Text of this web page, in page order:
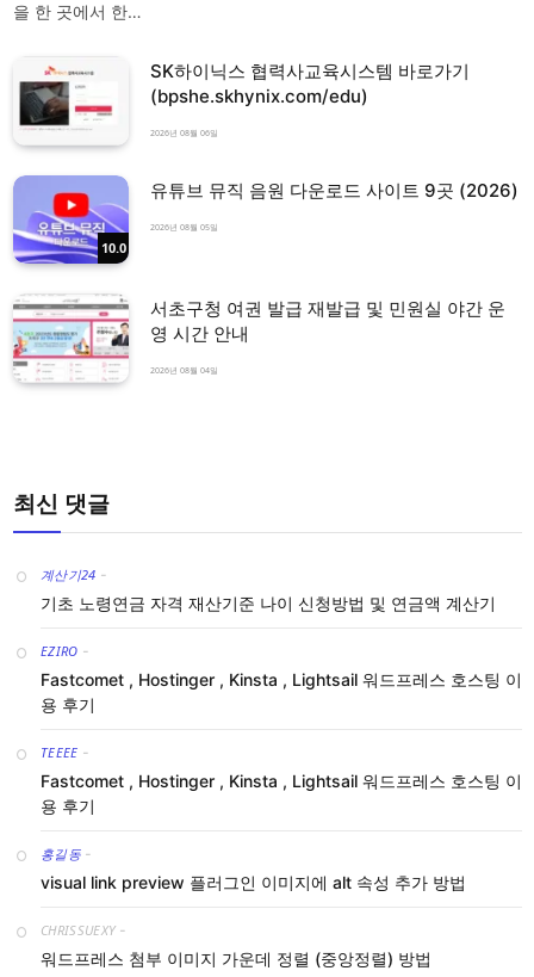
을 한 곳에서 한…
SK하이닉스 협력사교육시스템 바로가기
(bpshe.skhynix.com/edu)
2026년 08월 06일
10.0
유튜브 뮤직 음원 다운로드 사이트 9곳 (2026)
2026년 08월 05일
서초구청 여권 발급 재발급 및 민원실 야간 운
영 시간 안내
2026년 08월 04일
최신 댓글
계산기24 -
기초 노령연금 자격 재산기준 나이 신청방법 및 연금액 계산기
EZIRO -
Fastcomet , Hostinger , Kinsta , Lightsail 워드프레스 호스팅 이
용 후기
TEEEE -
Fastcomet , Hostinger , Kinsta , Lightsail 워드프레스 호스팅 이
용 후기
홍길동 -
visual link preview 플러그인 이미지에 alt 속성 추가 방법
CHRISSUEXY -
워드프레스 첨부 이미지 가운데 정렬 (중앙정렬) 방법